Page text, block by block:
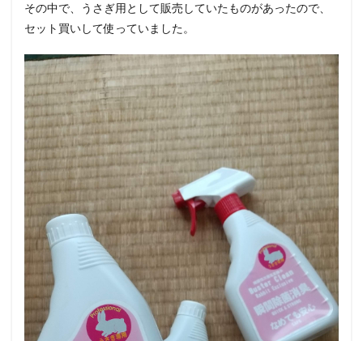
その中で、うさぎ用として販売していたものがあったので、
セット買いして使っていました。